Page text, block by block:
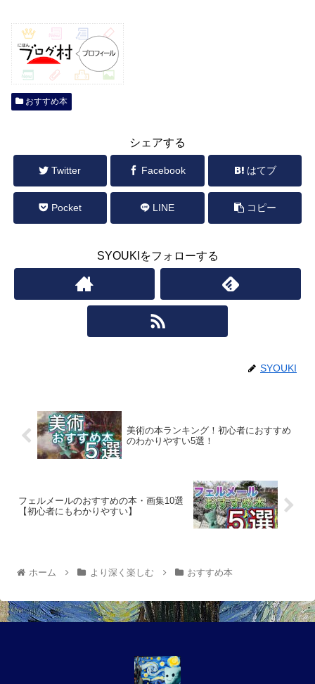
おすすめ本
シェアする
Twitter Facebook はてブ
Pocket LINE コピー
SYOUKIをフォローする
SYOUKI
美術の本ランキング！初心者におすすめ
のわかりやすい5選！
フェルメールのおすすめの本・画集10選
【初心者にもわかりやすい】
ホーム より深く楽しむ おすすめ本